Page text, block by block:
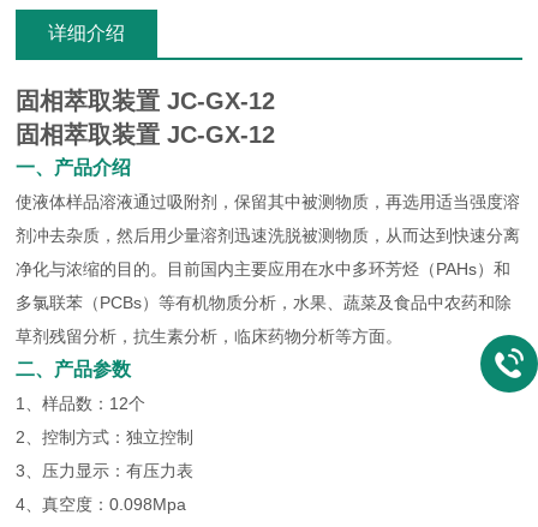
详细介绍
固相萃取装置 JC-GX-12
固相萃取装置 JC-GX-12
一、产品介绍
使液体样品溶液通过吸附剂，保留其中被测物质，再选用适当强度溶
剂冲去杂质，然后用少量溶剂迅速洗脱被测物质，从而达到快速分离
净化与浓缩的目的。目前国内主要应用在水中多环芳烃（PAHs）和
多氯联苯（PCBs）等有机物质分析，水果、蔬菜及食品中农药和除
草剂残留分析，抗生素分析，临床药物分析等方面。
二、产品参数
1、样品数：12个
2、控制方式：独立控制
3、压力显示：有压力表
4、真空度：0.098Mpa